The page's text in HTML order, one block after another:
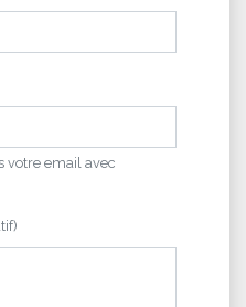
votre email avec